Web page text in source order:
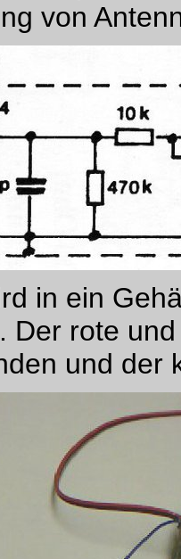
von
in ein
Der rote
und der